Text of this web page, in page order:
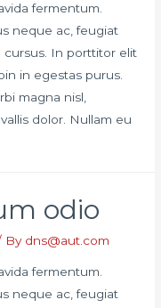
fermentum.
neque ac, feugiat
cursus. In porttitor elit
in egestas purus.
magna nisl,
dolor. Nullam eu
odio
By dns@aut.com
fermentum.
neque ac, feugiat